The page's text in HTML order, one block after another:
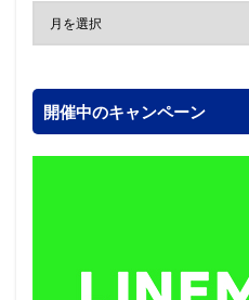
開催中のキャンペーン